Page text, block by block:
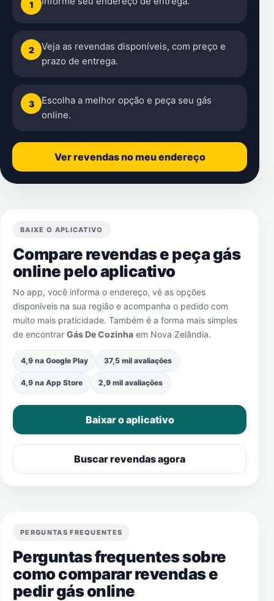
1
2
Veja as revendas disponíveis, com preço e
prazo de entrega.
3
Escolha a melhor opção e peça seu gás
online.
Ver revendas no meu endereço
BAIXE O APLICATIVO
Compare revendas e peça gás
online pelo aplicativo
No app, você informa o endereço, vê as opções
disponíveis na sua região e acompanha o pedido com
muito mais praticidade. Também é a forma mais simples
de encontrar Gás De Cozinha em Nova Zelândia.
4,9 na Google Play 37,5 mil avaliações
4,9 na App Store 2,9 mil avaliações
Baixar o aplicativo
Buscar revendas agora
PERGUNTAS FREQUENTES
Perguntas frequentes sobre
como comparar revendas e
pedir gás online